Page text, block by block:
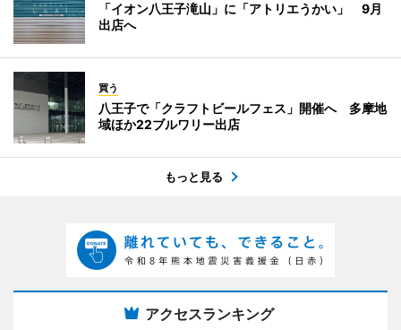
「イオン八王子滝山」に「アトリエうかい」 9月
出店へ
買う
八王子で「クラフトビールフェス」開催へ 多摩地
域ほか22ブルワリー出店
もっと見る
アクセスランキング